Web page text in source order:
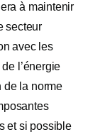
à maintenir
secteur
avec les
l’énergie
de la norme
et si possible